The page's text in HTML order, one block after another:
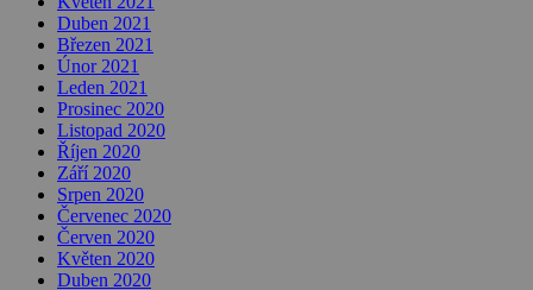
Duben 2021
Březen 2021
Únor 2021
Leden 2021
Prosinec 2020
Listopad 2020
Říjen 2020
Září 2020
Srpen 2020
Červenec 2020
Červen 2020
Květen 2020
Duben 2020